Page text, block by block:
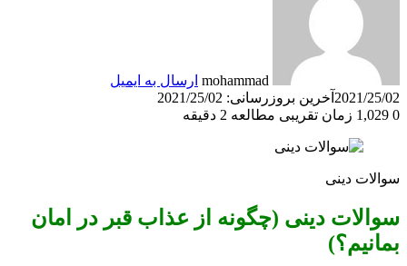
mohammad ارسال به ایمیل
2021/25/02 آخرین بروزرسانی: 2021/25/02
0
زمان تقریبی مطالعه 2 دقیقه
سوالات دینی
سوالات دینی (چگونه از عذاب قبر در امان
بمانیم؟)